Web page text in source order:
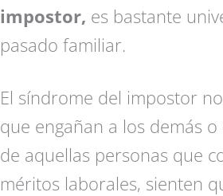
impostor, es bastante
pasado familiar.
El síndrome del impostor
que engañan a los demás
de aquellas personas que
méritos laborales, sienten